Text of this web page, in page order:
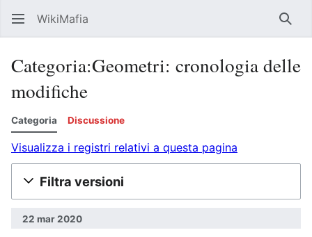
WikiMafia
Categoria:Geometri: cronologia delle
modifiche
Categoria Discussione
Visualizza i registri relativi a questa pagina
Filtra versioni
22 mar 2020